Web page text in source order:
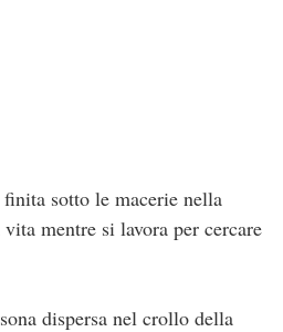
sotto le macerie nella
mentre si lavora per cercare
dispersa nel crollo della